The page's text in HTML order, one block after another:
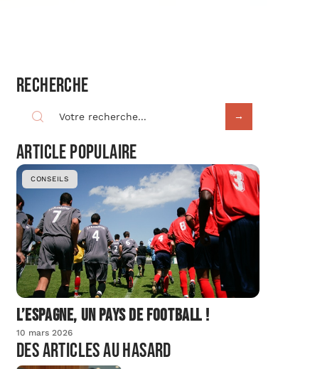
Recherche
Article populaire
CONSEILS
L’Espagne, un pays de football !
10 mars 2026
Des articles au hasard